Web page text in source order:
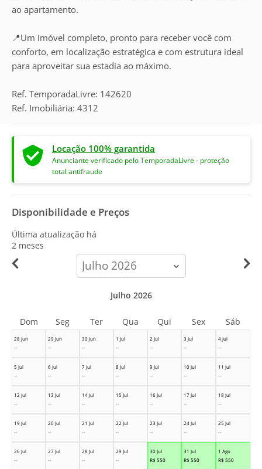
ao apartamento.
📍Um imóvel completo, pronto para receber você com
conforto, em localização estratégica e com estrutura ideal
para aproveitar sua estadia ao máximo.
Ref. TemporadaLivre: 142620
Ref. Imobiliária: 4312
Locação 100% garantida
Anunciante verificado pelo TemporadaLivre - proteção
total antifraude
Disponibilidade e Preços
Última atualização há
2 meses
calendar-
month
28 Jun
--
29 Jun
--
30 Jun
--
1 Jul
--
2 Jul
--
3 Jul
--
4 Jul
--
5 Jul
--
6 Jul
--
7 Jul
--
8 Jul
--
9 Jul
--
10 Jul
--
11 Jul
--
12 Jul
--
13 Jul
--
14 Jul
--
15 Jul
--
16 Jul
--
17 Jul
--
18 Jul
--
19 Jul
--
20 Jul
--
21 Jul
--
22 Jul
--
23 Jul
--
24 Jul
--
25 Jul
--
26 Jul
--
27 Jul
--
28 Jul
--
29 Jul
--
30 Jul
R$ 550
31 Jul
R$ 550
1 Ago
R$ 550
Julho 2026
Dom Seg Ter Qua Qui Sex Sáb